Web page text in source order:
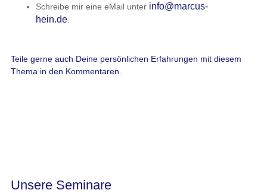
Schreibe mir eine eMail unter info@marcus-
hein.de.
Teile gerne auch Deine persönlichen Erfahrungen mit diesem
Thema in den Kommentaren.
Unsere Seminare